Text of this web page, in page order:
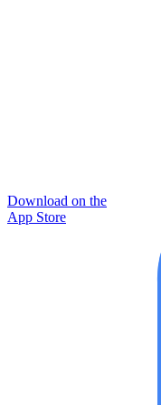
Download on the
App Store